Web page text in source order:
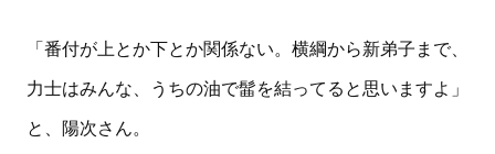
「番付が上とか下とか関係ない。横綱から新弟子まで、
力士はみんな、うちの油で髷を結ってると思いますよ」
と、陽次さん。